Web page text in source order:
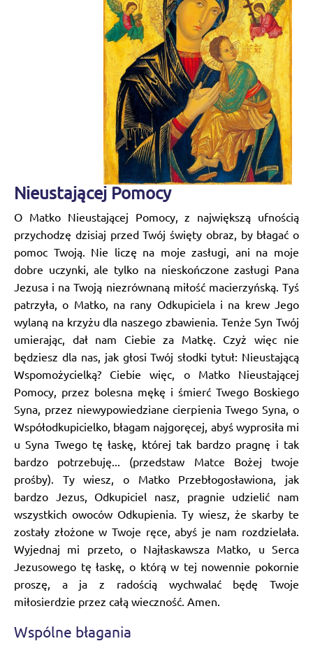
Nieustającej Pomocy
O Matko Nieustającej Pomocy, z największą ufnością
przychodzę dzisiaj przed Twój święty obraz, by błagać o
pomoc Twoją. Nie liczę na moje zasługi, ani na moje
dobre uczynki, ale tylko na nieskończone zasługi Pana
Jezusa i na Twoją niezrównaną miłość macierzyńską. Tyś
patrzyła, o Matko, na rany Odkupiciela i na krew Jego
wylaną na krzyżu dla naszego zbawienia. Tenże Syn Twój
umierając, dał nam Ciebie za Matkę. Czyż więc nie
będziesz dla nas, jak głosi Twój słodki tytuł: Nieustającą
Wspomożycielką? Ciebie więc, o Matko Nieustającej
Pomocy, przez bolesna mękę i śmierć Twego Boskiego
Syna, przez niewypowiedziane cierpienia Twego Syna, o
Współodkupicielko, błagam najgoręcej, abyś wyprosiła mi
u Syna Twego tę łaskę, której tak bardzo pragnę i tak
bardzo potrzebuję... (przedstaw Matce Bożej twoje
prośby). Ty wiesz, o Matko Przebłogosławiona, jak
bardzo Jezus, Odkupiciel nasz, pragnie udzielić nam
wszystkich owoców Odkupienia. Ty wiesz, że skarby te
zostały złożone w Twoje ręce, abyś je nam rozdzielała.
Wyjednaj mi przeto, o Najłaskawsza Matko, u Serca
Jezusowego tę łaskę, o którą w tej nowennie pokornie
proszę, a ja z radością wychwalać będę Twoje
miłosierdzie przez całą wieczność. Amen.
Wspólne błagania